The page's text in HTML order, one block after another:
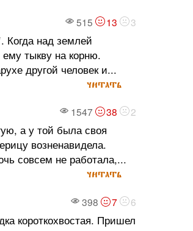
515 13 3
Когда над землей
тыкву на корню.
другой человек и...
читать
1547 38 2
а у той была своя
возненавидела.
совсем не работала,...
читать
398 7 6
короткохвостая. Пришел